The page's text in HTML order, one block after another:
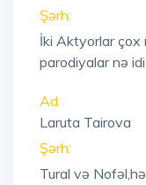
Şərh:
İki Aktyorlar çox
parodiyalar nə
Ad:
Laruta Tairova
Şərh:
Tural və